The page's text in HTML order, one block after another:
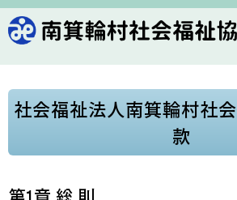
社会福祉法人南箕輪村社
款